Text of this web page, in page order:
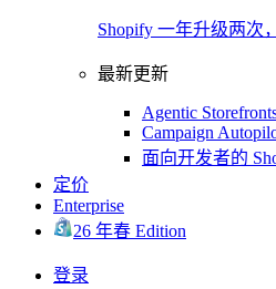
Shopify 一年升级两次
最新更新
Agentic
Campaign
面向开发者的
定价
Enterprise
26 年春 Edition
登录